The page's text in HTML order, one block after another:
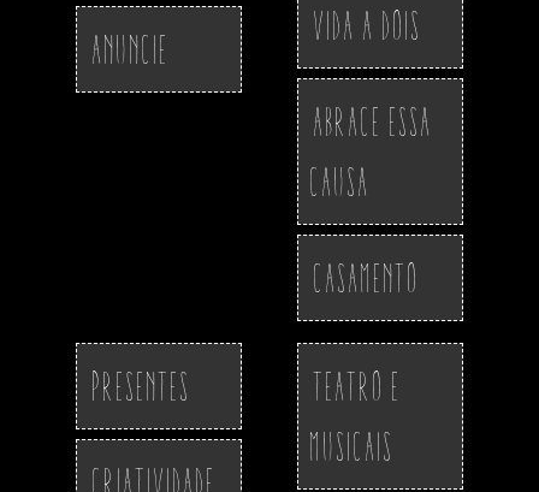
Anuncie
Vida a Dois
Abrace essa
Causa
Casamento
Presentes
Criatividade
Teatro e
Musicais